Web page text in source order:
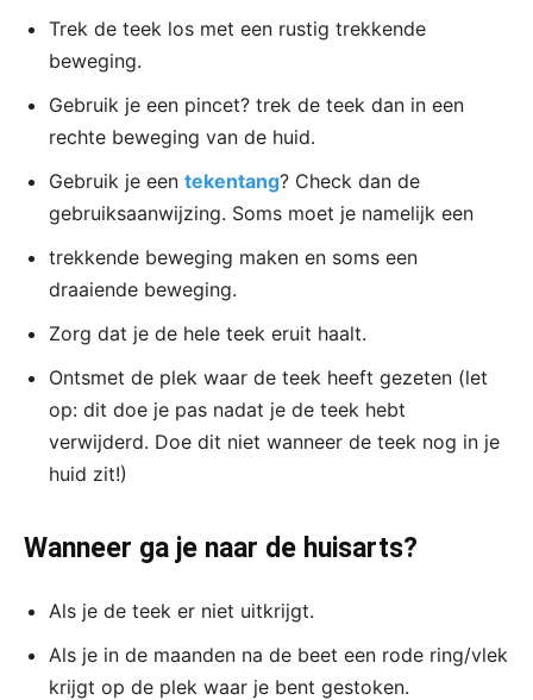
Trek de teek los met een rustig trekkende
beweging.
Gebruik je een pincet? trek de teek dan in een
rechte beweging van de huid.
Gebruik je een tekentang? Check dan de
gebruiksaanwijzing. Soms moet je namelijk een
trekkende beweging maken en soms een
draaiende beweging.
Zorg dat je de hele teek eruit haalt.
Ontsmet de plek waar de teek heeft gezeten (let
op: dit doe je pas nadat je de teek hebt
verwijderd. Doe dit niet wanneer de teek nog in je
huid zit!)
Wanneer ga je naar de huisarts?
Als je de teek er niet uitkrijgt.
Als je in de maanden na de beet een rode ring/vlek
krijgt op de plek waar je bent gestoken.